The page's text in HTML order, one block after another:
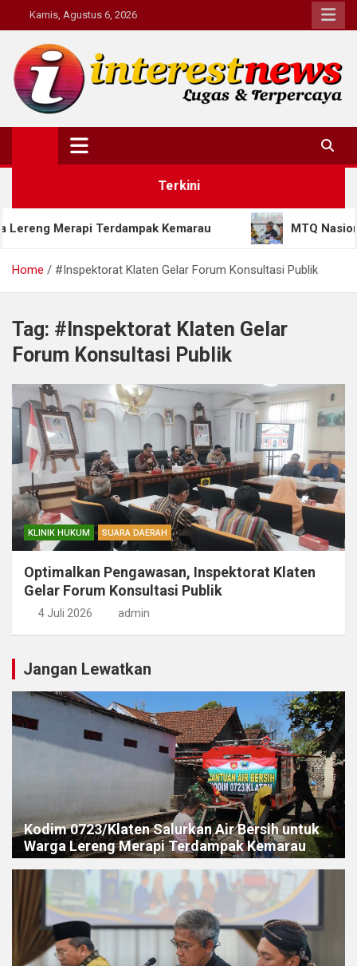
to
content
Kamis, Agustus 6, 2026
Interestnews.or.id
Terkini
Merapi Terdampak Kemarau MTQ Nasional
Home #Inspektorat Klaten Gelar Forum Konsultasi Publik
Tag: #Inspektorat Klaten Gelar
Forum Konsultasi Publik
KLINIK HUKUM SUARA DAERAH
Optimalkan Pengawasan, Inspektorat Klaten
Gelar Forum Konsultasi Publik
4 Juli 2026 admin
Jangan Lewatkan
Kodim 0723/Klaten Salurkan Air Bersih untuk
Warga Lereng Merapi Terdampak Kemarau